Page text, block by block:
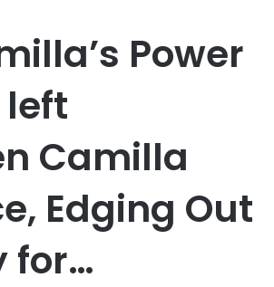
Power
left
Camilla
Edging Out
for…